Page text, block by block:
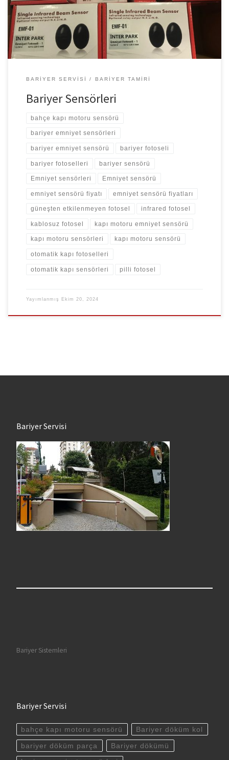
– Pilli Emniyet Sensörü – 8 Mt mesafeden okuyabilen – 12-24 V
enerji girişli […]
BARIYER SERVISI BARIYER TAMIRI
Bariyer Sensörleri
bahçe kapı motoru sensörü
bariyer emniyet sensörleri
bariyer emniyet sensörü bariyer fotoseli
bariyer fotoselleri bariyer sensörü
Emniyet sensörleri Emniyet sensörü
emniyet sensörü fiyatı emniyet sensörü fiyatları
güneşten etkilenmeyen fotosel infrared fotosel
kablosuz fotosel kapı motoru emniyet sensörü
kapı motoru sensörleri kapı motoru sensörü
otomatik kapı fotoselleri
otomatik kapı sensörleri pilli fotosel
Yayımlanmış Ekim 20, 2024
Bariyer Servisi
Bariyer Sistemleri
Bariyer Servisi
bahçe kapı motoru sensörü Bariyer döküm kol
bariyer döküm parça Bariyer dökümü